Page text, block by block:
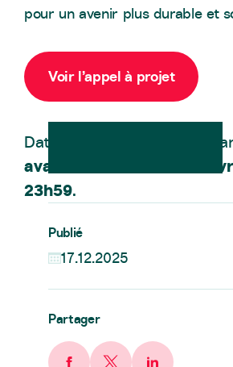
pour un avenir plus durable et
Voir l’appel à projet
Date limite de dépôt des
avant le dimanche 1er
23h59.
Publié
17.12.2025
Partager